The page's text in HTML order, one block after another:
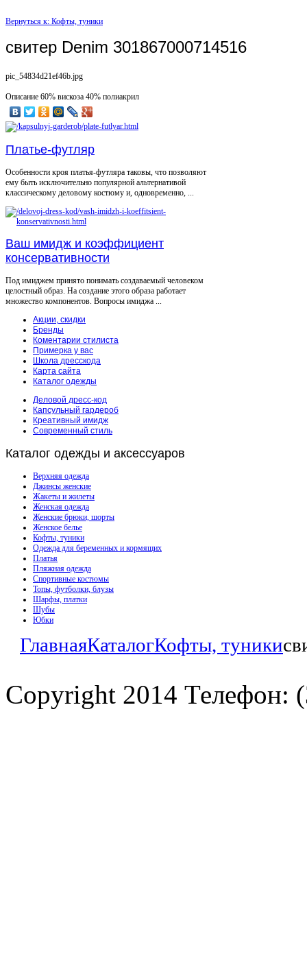
Вернуться к: Кофты, туники
свитер Denim 301867000714516
pic_54834d21ef46b.jpg
Описание 60% вискоза 40% полиакрил
Платье-футляр
Особенности кроя платья-футляра таковы, что позволяют
ему быть исключительно популярной альтернативой
классическому деловому костюму и, одновременно, ...
Ваш имидж и коэффициент
консервативности
Под имиджем принято понимать создаваемый человеком
целостный образ. На создание этого образа работает
множество компонентов. Вопросы имиджа ...
Акции, скидки
Бренды
Коментарии стилиста
Примерка у вас
Школа дресскода
Карта сайта
Каталог одежды
Деловой дресс-код
Капсульный гардероб
Креативный имидж
Современный стиль
Каталог одежды и аксессуаров
Верхняя одежда
Джинсы женские
Жакеты и жилеты
Женская одежда
Женские брюки, шорты
Женское белье
Кофты, туники
Одежда для беременных и кормящих
Платья
Пляжная одежда
Спортивные костюмы
Топы, футболки, блузы
Шарфы, платки
Шубы
Юбки
ГлавнаяКаталогКофты, туники
Copyright 2014 Телефон: